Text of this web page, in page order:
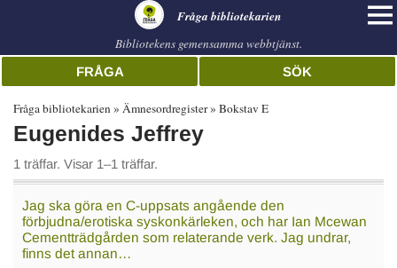
Fråga bibliotekarien
Bibliotekens gemensamma webbtjänst.
FRÅGA SÖK
Fråga bibliotekarien Ämnesordregister Bokstav E
Eugenides Jeffrey
1 träffar. Visar 1–1 träffar.
Jag ska göra en C-uppsats angående den
förbjudna/erotiska syskonkärleken, och har Ian Mcewan
Cementträdgården som relaterande verk. Jag undrar,
finns det annan…